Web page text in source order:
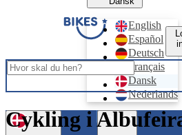
English
Español
Deutsch
Français
Dansk
Nederlands
Log ind
Cykling i